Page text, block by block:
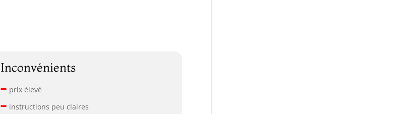
Inconvénients
– prix élevé
– instructions peu claires